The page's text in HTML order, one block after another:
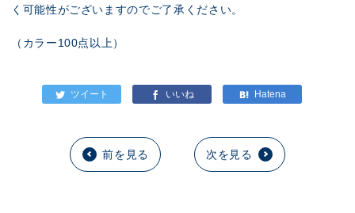
く可能性がございますのでご了承ください。
（カラー100点以上）
前を見る 次を見る